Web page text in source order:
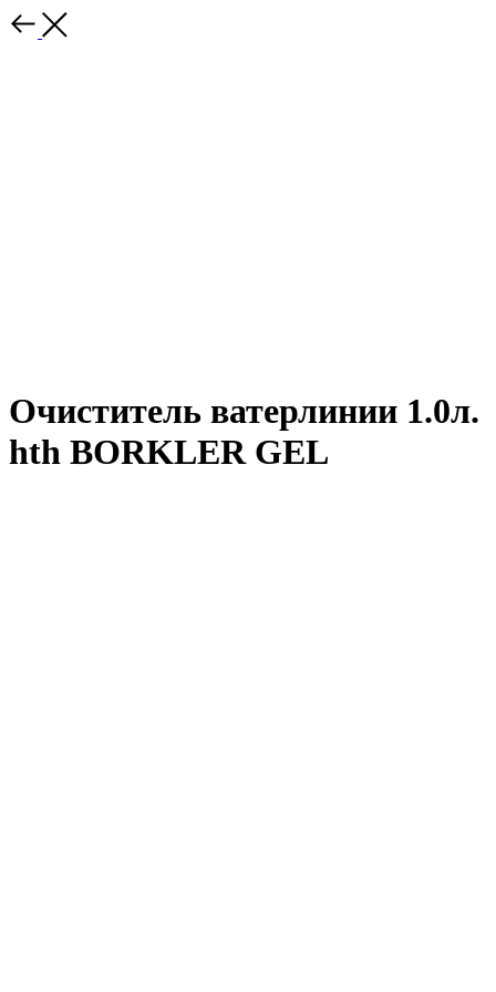
Очиститель ватерлинии 1.0л.
hth BORKLER GEL